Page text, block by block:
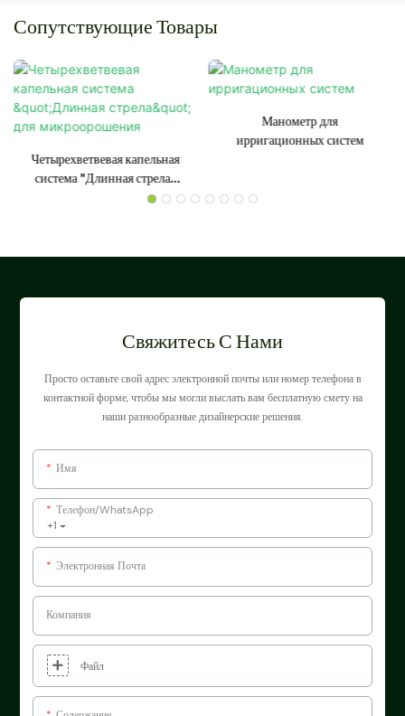
Сопутствующие Товары
Четырехветвевая капельная
система "Длинная стрела"
для микроорошения
Манометр для
ирригационных систем
Свяжитесь С Нами
Просто оставьте свой адрес электронной почты или номер телефона в
контактной форме, чтобы мы могли выслать вам бесплатную смету на
наши разнообразные дизайнерские решения.
Имя
+1
Телефон/WhatsApp
Электронная Почта
Компания
Файл